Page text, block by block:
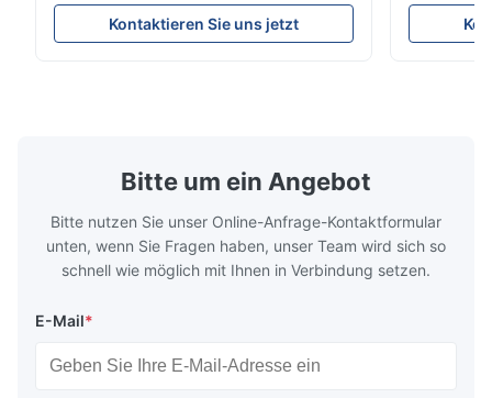
a rigid frame-type bed for excellent
precision retention. Its inverted spindle
Kontaktieren Sie uns jetzt
parts in
other
Bitte um ein Angebot
Bitte nutzen Sie unser Online-Anfrage-Kontaktformular
unten, wenn Sie Fragen haben, unser Team wird sich so
schnell wie möglich mit Ihnen in Verbindung setzen.
E-Mail*